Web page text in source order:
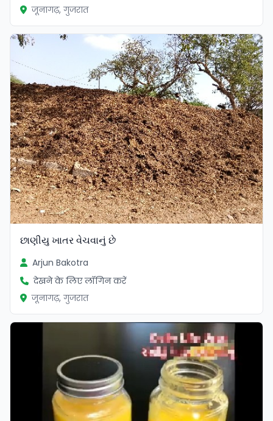
जूनागढ़, गुजरात
છાણીયુ ખાતર વેચવાનું છે
Arjun Bakotra
देखने के लिए लॉगिन करें
जूनागढ़, गुजरात